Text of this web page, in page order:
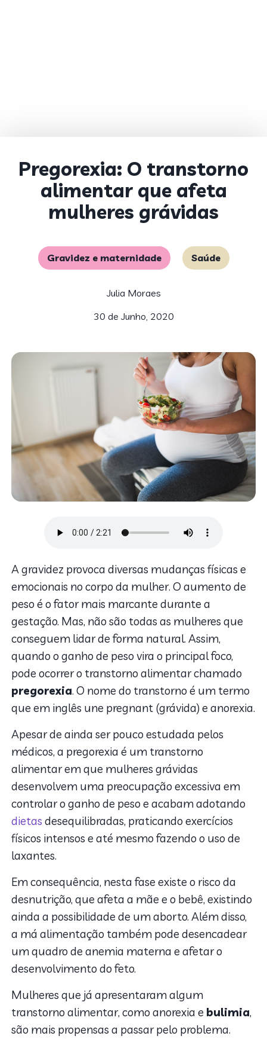
Pregorexia: O transtorno
alimentar que afeta
mulheres grávidas
Gravidez e maternidade Saúde
Julia Moraes
30 de Junho, 2020
A gravidez provoca diversas mudanças físicas e
emocionais no corpo da mulher. O aumento de
peso é o fator mais marcante durante a
gestação. Mas, não são todas as mulheres que
conseguem lidar de forma natural. Assim,
quando o ganho de peso vira o principal foco,
pode ocorrer o transtorno alimentar chamado
pregorexia. O nome do transtorno é um termo
que em inglês une pregnant (grávida) e anorexia.
Apesar de ainda ser pouco estudada pelos
médicos, a pregorexia é um transtorno
alimentar em que mulheres grávidas
desenvolvem uma preocupação excessiva em
controlar o ganho de peso e acabam adotando
dietas desequilibradas, praticando exercícios
físicos intensos e até mesmo fazendo o uso de
laxantes.
Em consequência, nesta fase existe o risco da
desnutrição, que afeta a mãe e o bebê, existindo
ainda a possibilidade de um aborto. Além disso,
a má alimentação também pode desencadear
um quadro de anemia materna e afetar o
desenvolvimento do feto.
Mulheres que já apresentaram algum
transtorno alimentar, como anorexia e bulimia,
são mais propensas a passar pelo problema.